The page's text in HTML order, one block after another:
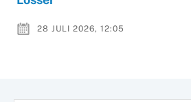
28 JULI 2026, 12:05